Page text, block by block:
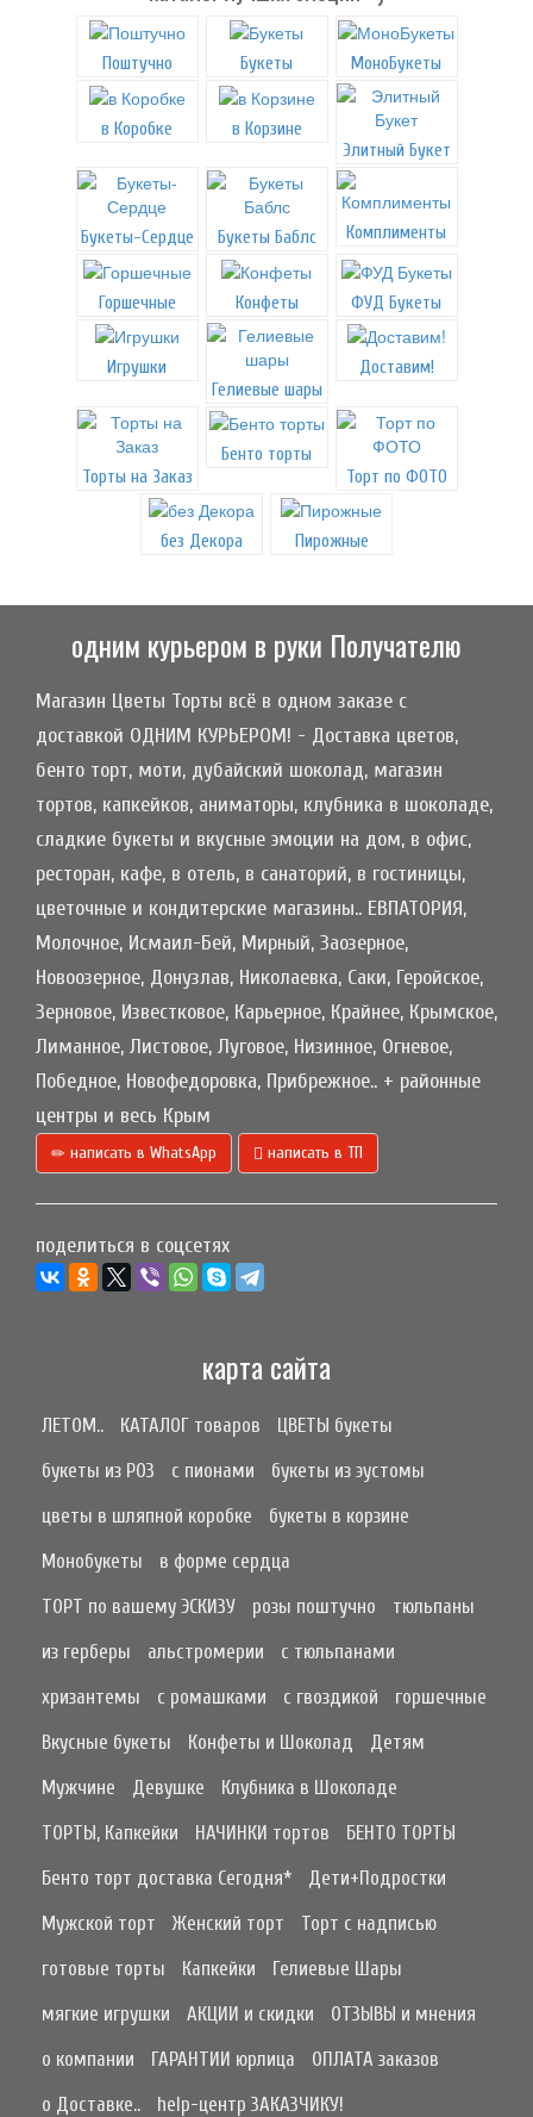
Поштучно Букеты МоноБукеты
в Коробке
в Корзине
Элитный Букет
Букеты-Сердце Букеты Баблс Комплименты
Горшечные Конфеты ФУД Букеты
Игрушки
Гелиевые шары
Доставим!
Торты на Заказ
Бенто торты
Торт по ФОТО
без Декора Пирожные
одним курьером в руки Получателю
Магазин Цветы Торты всё в одном заказе с
доставкой ОДНИМ КУРЬЕРОМ! - Доставка цветов,
бенто торт, моти, дубайский шоколад, магазин
тортов, капкейков, аниматоры, клубника в шоколаде,
сладкие букеты и вкусные эмоции на дом, в офис,
ресторан, кафе, в отель, в санаторий, в гостиницы,
цветочные и кондитерские магазины.. ЕВПАТОРИЯ,
Молочное, Исмаил-Бей, Мирный, Заозерное,
Новоозерное, Донузлав, Николаевка, Саки, Геройское,
Зерновое, Известковое, Карьерное, Крайнее, Крымское,
Лиманное, Листовое, Луговое, Низинное, Огневое,
Победное, Новофедоровка, Прибрежное.. + районные
центры и весь Крым
написать в WhatsApp написать в ТП
поделиться в соцсетях
карта сайта
ЛЕТОМ.. КАТАЛОГ товаров
ЦВЕТЫ букеты
букеты из РОЗ
с пионами
букеты из эустомы
цветы в шляпной коробке
букеты в корзине
Монобукеты
в форме сердца
ТОРТ по вашему ЭСКИЗУ
розы поштучно
тюльпаны
из герберы
альстромерии
с тюльпанами
хризантемы
с ромашками с гвоздикой
горшечные
Вкусные букеты
Конфеты и Шоколад
Детям
Мужчине
Девушке
Клубника в Шоколаде
ТОРТЫ, Капкейки
НАЧИНКИ тортов
БЕНТО ТОРТЫ
Бенто торт доставка Сегодня*
Дети+Подростки
Мужской торт
Женский торт
Торт с надписью
готовые торты
Капкейки
Гелиевые Шары
мягкие игрушки
АКЦИИ и скидки
ОТЗЫВЫ и мнения
о компании
ГАРАНТИИ юрлица
ОПЛАТА заказов
о Доставке..
help-центр ЗАКАЗЧИКУ!